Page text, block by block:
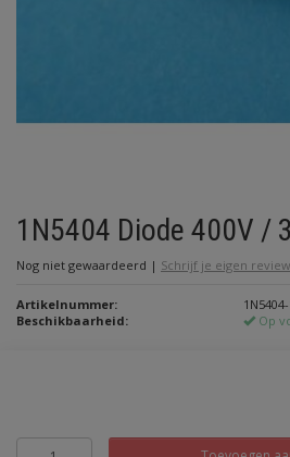
1N5404 Diode 400V /
Nog niet gewaardeerd | Schrijf je eigen review
Artikelnummer:
Beschikbaarheid:
Op